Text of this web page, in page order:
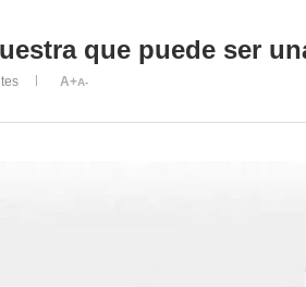
que puede ser
A+A-